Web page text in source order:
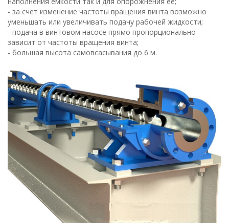
- за счет изменение частоты вращения винта возможно
уменьшать или увеличивать подачу рабочей жидкости;
- подача в винтовом насосе прямо пропорционально
зависит от частоты вращения винта;
- большая высота самовсасывания до 6 м.